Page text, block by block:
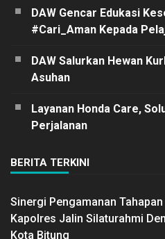
DAW Gencar Edukasi
#Cari_Aman Kepada
DAW Salurkan Hewan
Asuhan
Layanan Honda Care,
Perjalanan
BERITA TERKINI
Sinergi Pengamanan
Kapolres Jalin Silaturahmi
Kota Bitung